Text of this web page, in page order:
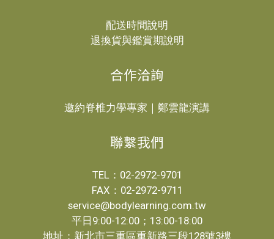
配送時間說明
退換貨與鑑賞期說明
合作洽詢
邀約脊椎力學專家｜鄭雲龍演講
聯繫我們
TEL：02-2972-9701
FAX：02-2972-9711
service@bodylearning.com.tw
平日9:00-12:00；13:00-18:00
地址：新北市三重區重新路三段128號3樓